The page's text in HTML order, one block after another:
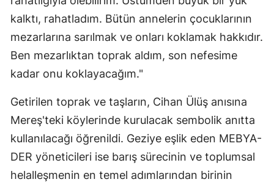
kalktı, rahatladım. Bütün annelerin çocuklarının
mezarlarına sarılmak ve onları koklamak hakkıdır.
Ben mezarlıktan toprak aldım, son nefesime
kadar onu koklayacağım."
Getirilen toprak ve taşların, Cihan Ülüş anısına
Mereş'teki köylerinde kurulacak sembolik anıtta
kullanılacağı öğrenildi. Geziye eşlik eden MEBYA-
DER yöneticileri ise barış sürecinin ve toplumsal
helalleşmenin en temel adımlarından birinin